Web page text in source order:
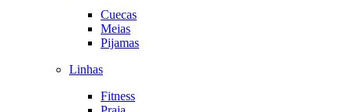
Cuecas
Meias
Pijamas
Linhas
Fitness